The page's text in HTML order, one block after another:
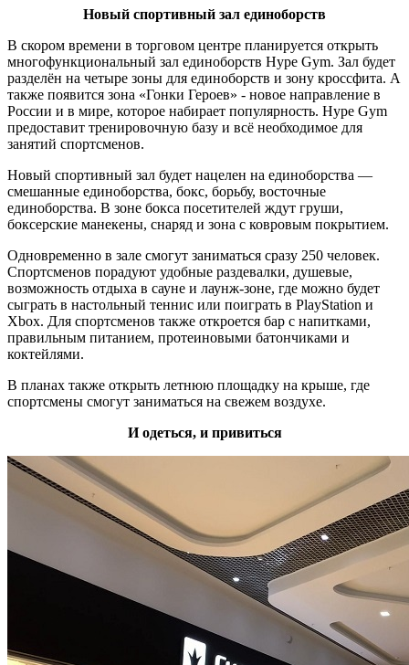
Новый спортивный зал единоборств
В скором времени в торговом центре планируется открыть
многофункциональный зал единоборств Hype Gym. Зал будет
разделён на четыре зоны для единоборств и зону кроссфита. А
также появится зона «Гонки Героев» - новое направление в
России и в мире, которое набирает популярность. Hype Gym
предоставит тренировочную базу и всё необходимое для
занятий спортсменов.
Новый спортивный зал будет нацелен на единоборства —
смешанные единоборства, бокс, борьбу, восточные
единоборства. В зоне бокса посетителей ждут груши,
боксерские манекены, снаряд и зона с ковровым покрытием.
Одновременно в зале смогут заниматься сразу 250 человек.
Спортсменов порадуют удобные раздевалки, душевые,
возможность отдыха в сауне и лаунж-зоне, где можно будет
сыграть в настольный теннис или поиграть в PlayStation и
Xbox. Для спортсменов также откроется бар с напитками,
правильным питанием, протеиновыми батончиками и
коктейлями.
В планах также открыть летнюю площадку на крыше, где
спортсмены смогут заниматься на свежем воздухе.
И одеться, и привиться